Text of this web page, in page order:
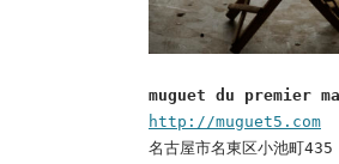
muguet du premier
http://muguet5.com
名古屋市名東区小池町